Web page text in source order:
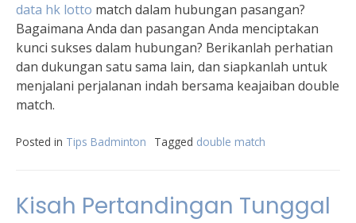
data hk lotto match dalam hubungan pasangan?
Bagaimana Anda dan pasangan Anda menciptakan
kunci sukses dalam hubungan? Berikanlah perhatian
dan dukungan satu sama lain, dan siapkanlah untuk
menjalani perjalanan indah bersama keajaiban double
match.
Posted in Tips Badminton Tagged double match
Kisah Pertandingan Tunggal